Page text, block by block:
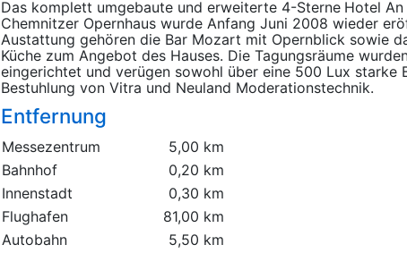
Das komplett umgebaute und erweiterte 4-Sterne Hotel
Chemnitzer Opernhaus wurde Anfang Juni 2008 wieder
Austattung gehören die Bar Mozart mit Opernblick sowie
Küche zum Angebot des Hauses. Die Tagungsräume
eingerichtet und verügen sowohl über eine 500 Lux starke
Bestuhlung von Vitra und Neuland Moderationstechnik.
Entfernung
Messezentrum
5,00 km
Bahnhof
0,20 km
Innenstadt
0,30 km
Flughafen
81,00 km
Autobahn
5,50 km